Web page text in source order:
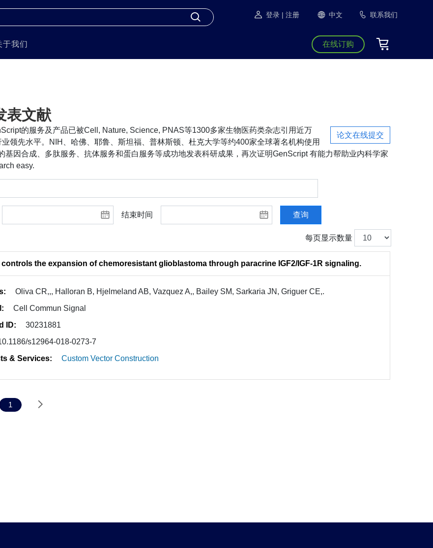
登录 | 注册 中文 联系我们
于我们 在线订购
表文献
论文在线提交
的服务及产品已被Cell, Nature, Science, PNAS等1300多家生物医药类杂志引用近万
业领先水平。NIH、哈佛、耶鲁、斯坦福、普林斯顿、杜克大学等约400家全球著名机构使用
基因合成、多肽服务、抗体服务和蛋白服务等成功地发表科研成果，再次证明GenScript 有能力帮助业内科学家
easy.
结束时间 查询
每页显示数量
controls the expansion of chemoresistant glioblastoma through paracrine IGF2/IGF-1R signaling.
Oliva CR,,, Halloran B, Hjelmeland AB, Vazquez A,, Bailey SM, Sarkaria JN, Griguer CE,.
Cell Commun Signal
ID:
30231881
s12964-018-0273-7
& Services:
Custom Vector Construction
1